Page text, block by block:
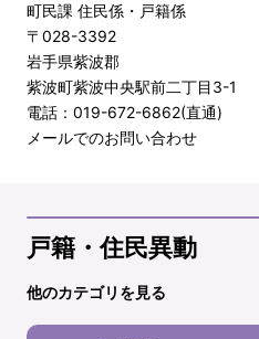
町民課 住民係・戸籍係
〒028-3392
岩手県紫波郡
紫波町紫波中央駅前二丁目3-1
電話：019-672-6862(直通)
メールでのお問い合わせ
戸籍・住民異動
他のカテゴリを見る